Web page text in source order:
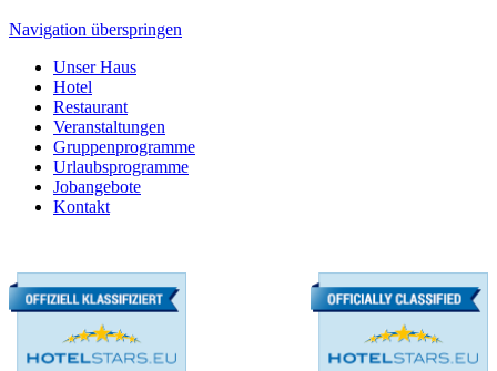
Navigation überspringen
Unser Haus
Hotel
Restaurant
Veranstaltungen
Gruppenprogramme
Urlaubsprogramme
Jobangebote
Kontakt